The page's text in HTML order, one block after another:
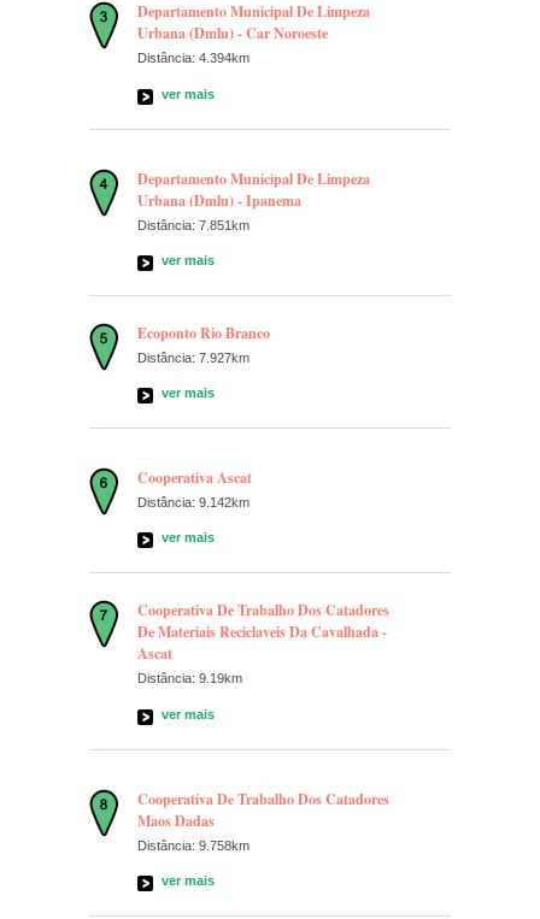
Departamento Municipal De Limpeza
Urbana (Dmlu) - Car Noroeste
Distância: 4.394km
ver mais
Departamento Municipal De Limpeza
Urbana (Dmlu) - Ipanema
Distância: 7.851km
ver mais
Ecoponto Rio Branco
Distância: 7.927km
ver mais
Cooperativa Ascat
Distância: 9.142km
ver mais
Cooperativa De Trabalho Dos Catadores
De Materiais Reciclaveis Da Cavalhada -
Ascat
Distância: 9.19km
ver mais
Cooperativa De Trabalho Dos Catadores
Maos Dadas
Distância: 9.758km
ver mais